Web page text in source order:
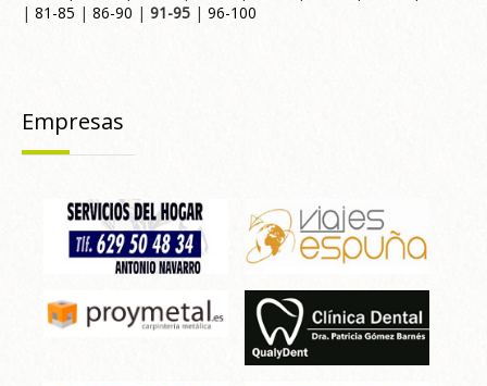
| 81-85 | 86-90 | 91-95 | 96-100
Empresas